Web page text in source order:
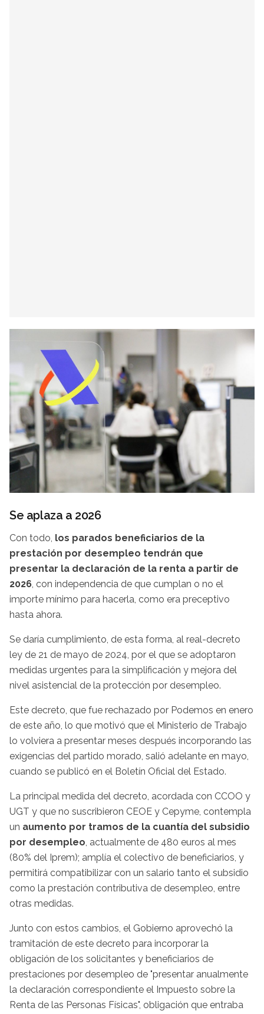
Se aplaza a 2026
Con todo, los parados beneficiarios de la
prestación por desempleo tendrán que
presentar la declaración de la renta a partir de
2026, con independencia de que cumplan o no el
importe mínimo para hacerla, como era preceptivo
hasta ahora.
Se daría cumplimiento, de esta forma, al real-decreto
ley de 21 de mayo de 2024, por el que se adoptaron
medidas urgentes para la simplificación y mejora del
nivel asistencial de la protección por desempleo.
Este decreto, que fue rechazado por Podemos en enero
de este año, lo que motivó que el Ministerio de Trabajo
lo volviera a presentar meses después incorporando las
exigencias del partido morado, salió adelante en mayo,
cuando se publicó en el Boletín Oficial del Estado.
La principal medida del decreto, acordada con CCOO y
UGT y que no suscribieron CEOE y Cepyme, contempla
un aumento por tramos de la cuantía del subsidio
por desempleo, actualmente de 480 euros al mes
(80% del Iprem); amplía el colectivo de beneficiarios, y
permitirá compatibilizar con un salario tanto el subsidio
como la prestación contributiva de desempleo, entre
otras medidas.
Junto con estos cambios, el Gobierno aprovechó la
tramitación de este decreto para incorporar la
obligación de los solicitantes y beneficiarios de
prestaciones por desempleo de "presentar anualmente
la declaración correspondiente el Impuesto sobre la
Renta de las Personas Físicas", obligación que entraba